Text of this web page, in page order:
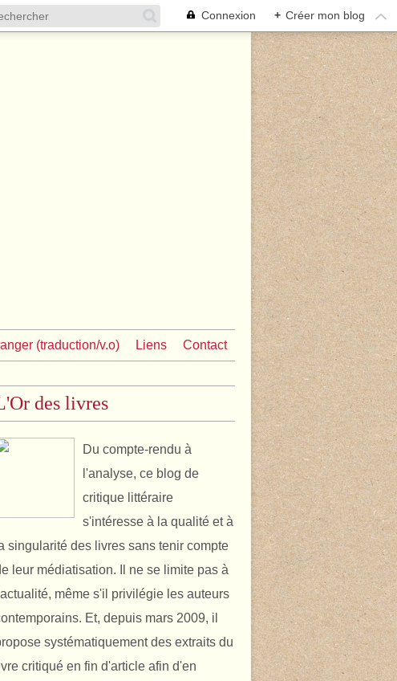
Connexion + Créer mon blog
(traduction/v.o) Liens Contact
des livres
Du compte-rendu à
l'analyse, ce blog de
critique littéraire
s'intéresse à la qualité et à
singularité des livres sans tenir compte
leur médiatisation. Il ne se limite pas à
même s'il privilégie les auteurs
Et, depuis mars 2009, il
systématiquement des extraits du
critiqué en fin d'article afin d'en